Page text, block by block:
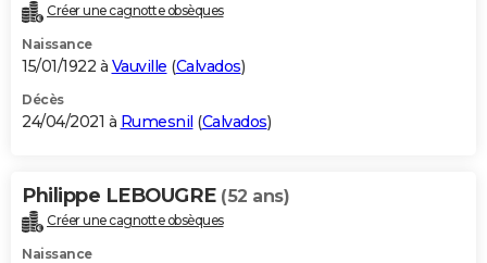
Créer une cagnotte obsèques
Naissance
15/01/1922 à Vauville (Calvados)
Décès
24/04/2021 à Rumesnil (Calvados)
Philippe LEBOUGRE (52 ans)
Créer une cagnotte obsèques
Naissance